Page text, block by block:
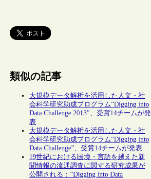
類似の記事
大規模データ解析を活用した人文・社
会科学研究助成プログラム“Digging into
Data Challenge 2013”、受賞14チームが発
表
大規模データ解析を活用した人文・社
会科学研究助成プログラム“Digging into
Data Challenge”、受賞14チームが発表
19世紀における国境・言語を越えた新
聞情報の流通調査に関する研究成果が
公開される：“Digging into Data